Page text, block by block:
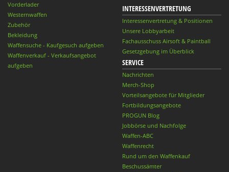
Vorderlader
Westernwaffen
Zubehör
Bekleidung
Waffensuche - Kaufgesuch aufgeben
Waffenverkauf - Verkaufsangebot
aufgeben
INTERESSENVERTRETUNG
Interessenvertretung & Positionen
Unsere Lobbyarbeit
Fachausschuss Airsoft & Paintball
Gesetzgebung im Überblick
SERVICE
Nachrichten
Merch-Shop
Vorteilsangebote für Mitglieder
Fortbildungsangebote
PROGUN Blog
Jobbörse und Nachfolge
Waffen-ABC
Waffenrecht
Rund um den Waffenkauf
Beschussämter